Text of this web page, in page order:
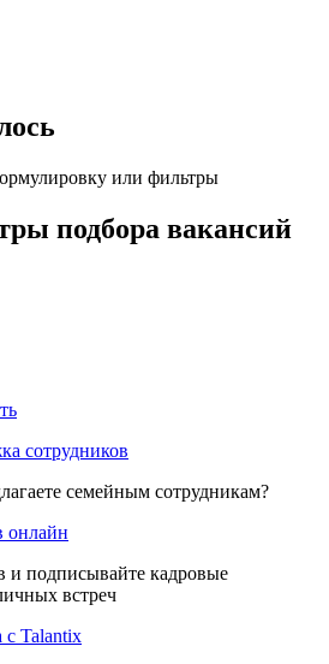
или фильтры
подбора вакансий
сотрудников
семейным сотрудникам?
онлайн
и подписывайте кадровые
встреч
с Talantix